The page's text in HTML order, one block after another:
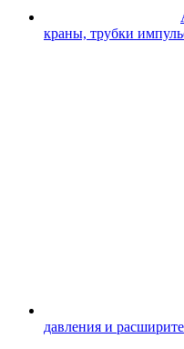
краны, трубки
давления и